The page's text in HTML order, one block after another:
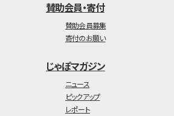
賛助会員・寄付
賛助会員募集
寄付のお願い
じゃぽマガジン
ニュース
ピックアップ
レポート